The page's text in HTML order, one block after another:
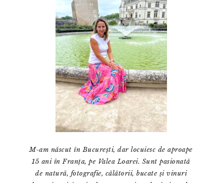
M-am născut în București, dar locuiesc de aproape
15 ani în Franța, pe Valea Loarei. Sunt pasionată
de natură, fotografie, călătorii, bucate și vinuri